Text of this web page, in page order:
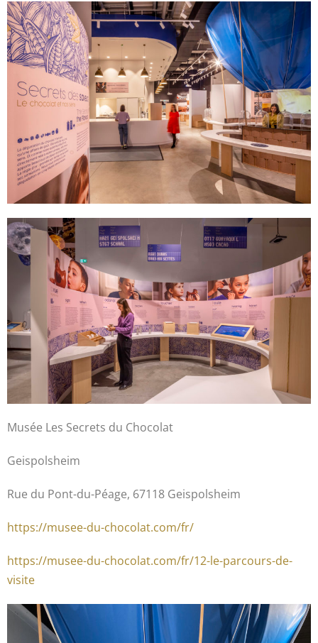
Musée Les Secrets du Chocolat
Geispolsheim
Rue du Pont-du-Péage, 67118 Geispolsheim
https://musee-du-chocolat.com/fr/
https://musee-du-chocolat.com/fr/12-le-parcours-de-
visite